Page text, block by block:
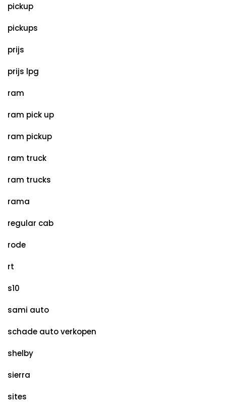
pickup
pickups
prijs
prijs lpg
ram
ram pick up
ram pickup
ram truck
ram trucks
rama
regular cab
rode
rt
s10
sami auto
schade auto verkopen
shelby
sierra
sites